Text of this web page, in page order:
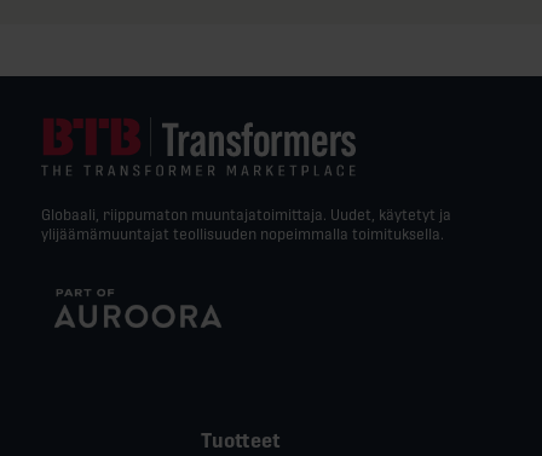
Globaali, riippumaton muuntajatoimittaja. Uudet, käytetyt ja
ylijäämämuuntajat teollisuuden nopeimmalla toimituksella.
Tuotteet